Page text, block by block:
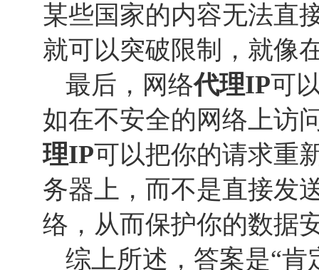
某些国家的内容无法直
就可以突破限制，就像
最后，网络代理IP可
如在不安全的网络上访
理IP可以把你的请求重
务器上，而不是直接发
络，从而保护你的数据
综上所述，答案是“肯